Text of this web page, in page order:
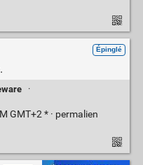
Épinglé
·
GMT+2 * · permalien